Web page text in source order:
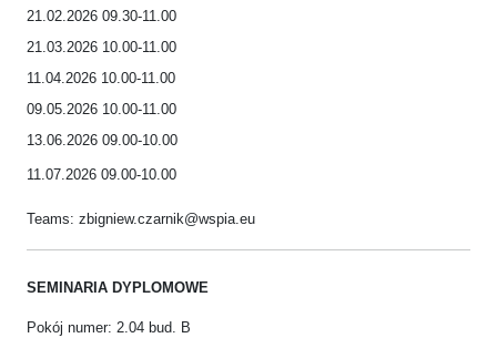
21.02.2026 09.30-11.00
21.03.2026 10.00-11.00
11.04.2026 10.00-11.00
09.05.2026 10.00-11.00
13.06.2026 09.00-10.00
11.07.2026 09.00-10.00
Teams: zbigniew.czarnik@wspia.eu
SEMINARIA DYPLOMOWE
Pokój numer: 2.04 bud. B